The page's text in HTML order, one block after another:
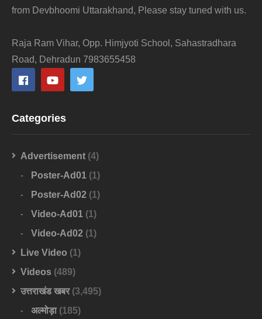
from Devbhoomi Uttarakhand, Please stay tuned with us.
Raja Ram Vihar, Opp. Himjyoti School, Sahastradhara
Road, Dehradun 7983655458
Categories
Advertisement (4)
Poster-Ad01 (1)
Poster-Ad02 (1)
Video-Ad01 (1)
Video-Ad02 (1)
Live Video (1)
Videos (489)
उत्तराखंड खबर(3,495)
अल्मोड़ा(185)